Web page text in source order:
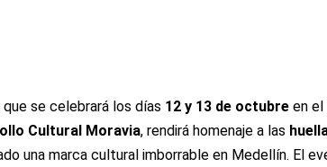
que se celebrará los días 12 y 13 de octubre en el
Cultural Moravia, rendirá homenaje a las
una marca cultural imborrable en Medellín. El